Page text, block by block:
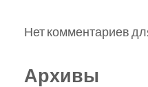
Нет комментариев
Архивы